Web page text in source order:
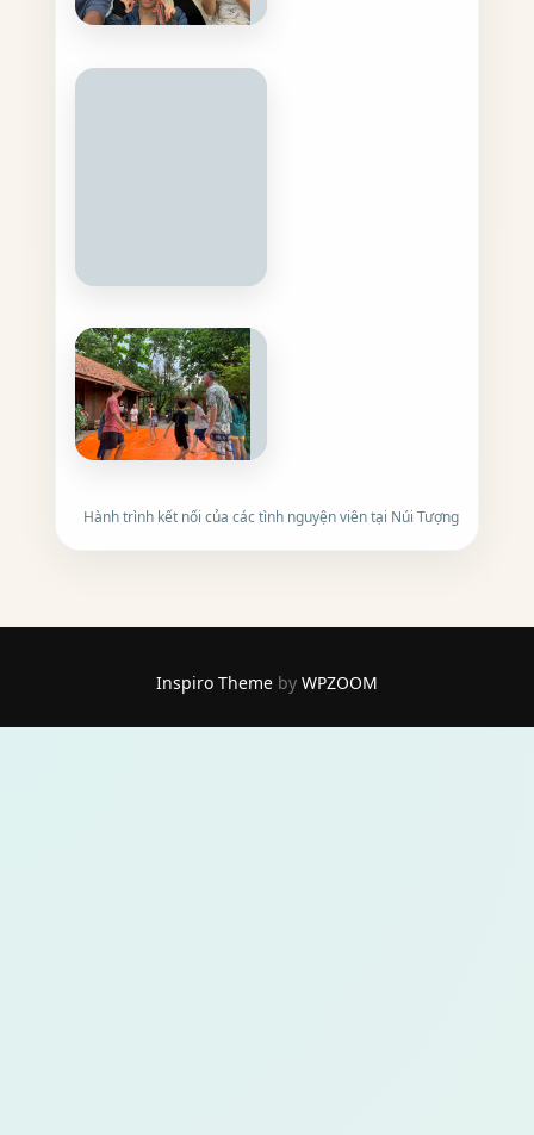
Hành trình kết nối của các tình nguyện viên tại Núi Tượng
Inspiro Theme by WPZOOM